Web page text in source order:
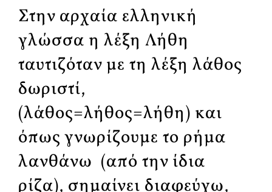
Στην αρχαία ελληνική
γλώσσα η λέξη Λήθη
ταυτιζόταν με τη λέξη λάθος
δωριστί,
(λάθος=λήθος=λήθη) και
όπως γνωρίζουμε το ρήμα
λανθάνω (από την ίδια
ρίζα), σημαίνει διαφεύγω,